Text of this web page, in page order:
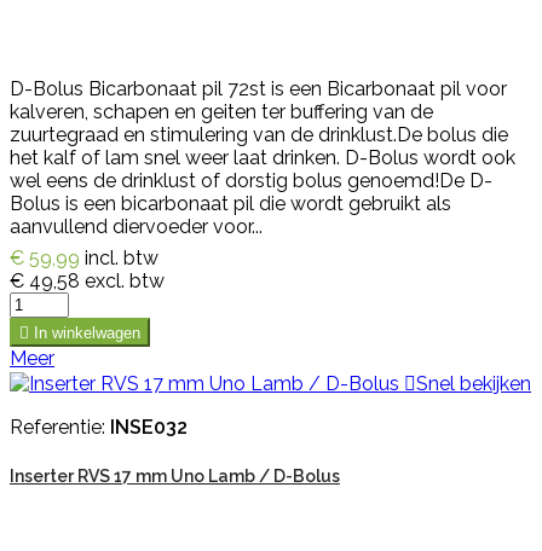
D-Bolus Bicarbonaat pil 72st is een Bicarbonaat pil voor
kalveren, schapen en geiten ter buffering van de
zuurtegraad en stimulering van de drinklust.De bolus die
het kalf of lam snel weer laat drinken. D-Bolus wordt ook
wel eens de drinklust of dorstig bolus genoemd!De D-
Bolus is een bicarbonaat pil die wordt gebruikt als
aanvullend diervoeder voor...
€ 59,99 incl. btw
€ 49,58 excl. btw
 In winkelwagen
Meer
Snel bekijken
Referentie: INSE032
Inserter RVS 17 mm Uno Lamb / D-Bolus